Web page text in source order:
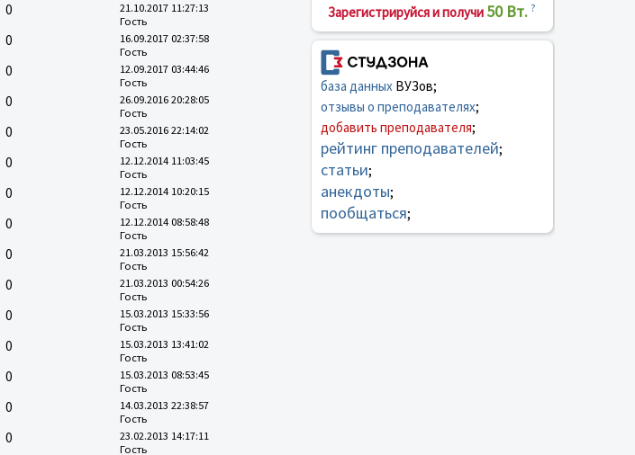
0
21.10.2017 11:27:13
Гость
0
16.09.2017 02:37:58
Гость
0
12.09.2017 03:44:46
Гость
0
26.09.2016 20:28:05
Гость
0
23.05.2016 22:14:02
Гость
0
12.12.2014 11:03:45
Гость
0
12.12.2014 10:20:15
Гость
0
12.12.2014 08:58:48
Гость
0
21.03.2013 15:56:42
Гость
0
21.03.2013 00:54:26
Гость
0
15.03.2013 15:33:56
Гость
0
15.03.2013 13:41:02
Гость
0
15.03.2013 08:53:45
Гость
0
14.03.2013 22:38:57
Гость
0
23.02.2013 14:17:11
Гость
Зарегистрируйся и получи 50 Вт. ?
база данныхВУЗов;
отзывы о преподавателях;
добавить преподавателя;
рейтинг преподавателей;
статьи;
анекдоты;
пообщаться;